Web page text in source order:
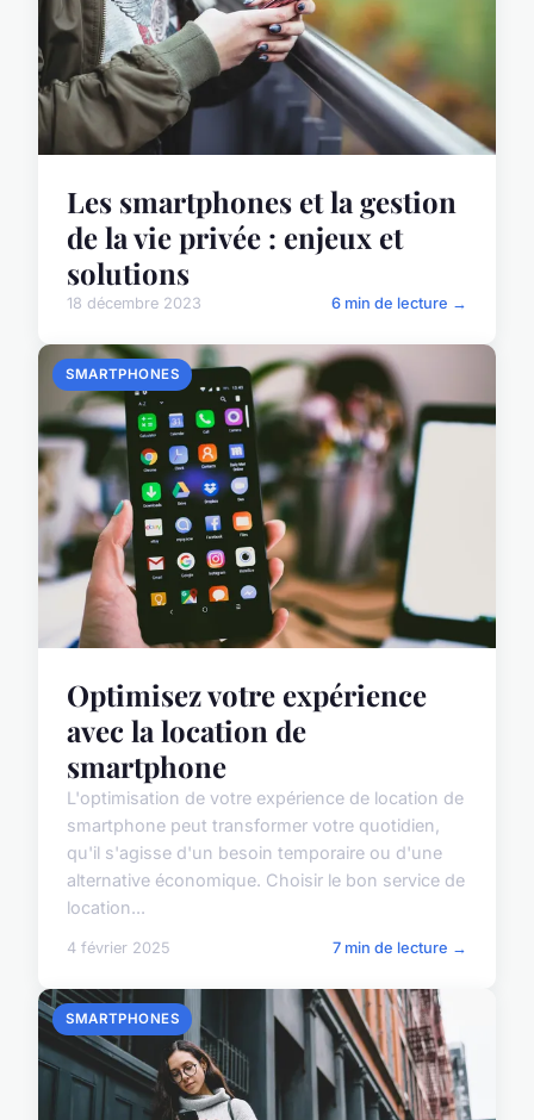
Les smartphones et la gestion
de la vie privée : enjeux et
solutions
18 décembre 2023 6 min de lecture →
SMARTPHONES
Optimisez votre expérience
avec la location de
smartphone
L'optimisation de votre expérience de location de
smartphone peut transformer votre quotidien,
qu'il s'agisse d'un besoin temporaire ou d'une
alternative économique. Choisir le bon service de
location...
4 février 2025 7 min de lecture →
SMARTPHONES